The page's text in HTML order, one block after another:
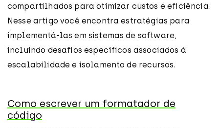
compartilhados para otimizar custos e eficiência.
Nesse artigo você encontra estratégias para
implementá-las em sistemas de software,
incluindo desafios específicos associados à
escalabilidade e isolamento de recursos.
Como escrever um formatador de
código